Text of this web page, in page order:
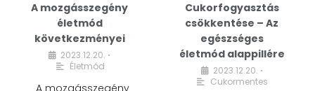
A mozgásszegény
életmód
következményei
2023.12.20. •
Életmód
Cukorfogyasztás
csökkentése – Az
egészséges
életmód alappillére
2023.12.20. •
Cukormentes